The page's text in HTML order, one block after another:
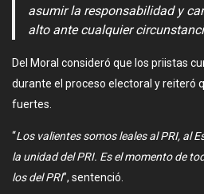
asumir la responsabilidad y
alto ante cualquier
Del Moral consideró que los priistas
durante el proceso electoral y reiteró
fuertes.
“Los valientes somos leales al PRI, al
la unidad del PRI. Es el momento de
los del PRI”, sentenció.